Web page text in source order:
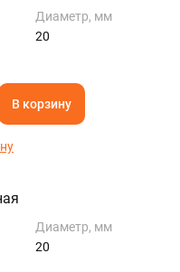
Диаметр, мм
20
В корзину
Диаметр, мм
20